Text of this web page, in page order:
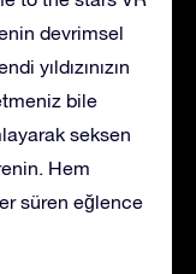
devrimsel
yıldızınızın
bile
seksen
Hem
süren eğlence